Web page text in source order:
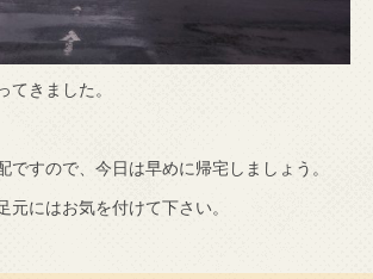
てきました。
ですので、今日は早めに帰宅しましょう。
元にはお気を付けて下さい。